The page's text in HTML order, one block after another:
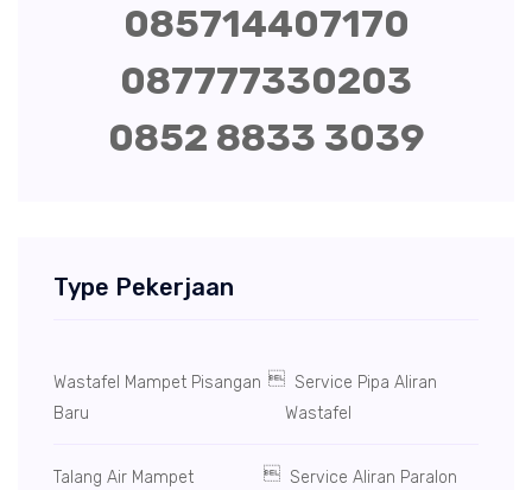
085714407170
087777330203
0852 8833 3039
Type Pekerjaan
Wastafel Mampet Pisangan
Baru
 Service Pipa Aliran
Wastafel
Talang Air Mampet
 Service Aliran Paralon